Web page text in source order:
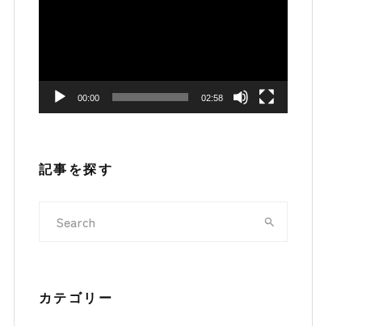
00:00 02:58
記事を探す
カテゴリー